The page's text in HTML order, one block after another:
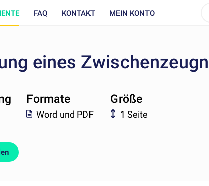
FAQ KONTAKT MEIN KONTO
eines
Formate
Word und PDF
Größe
1 Seite